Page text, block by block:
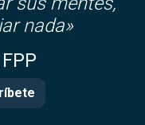
nada»